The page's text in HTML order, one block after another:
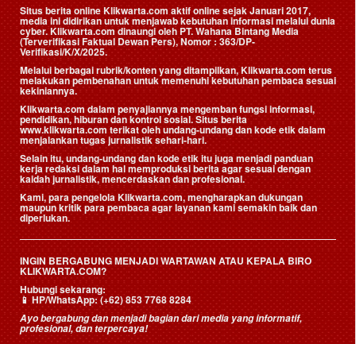
Situs berita online Klikwarta.com aktif online sejak Januari 2017,
media ini didirikan untuk menjawab kebutuhan informasi melalui dunia
cyber. Klikwarta.com dinaungi oleh PT. Wahana Bintang Media
(Terverifikasi Faktual Dewan Pers), Nomor : 363/DP-
Verifikasi/K/X/2025.
Melalui berbagai rubrik/konten yang ditampilkan, Klikwarta.com terus
melakukan pembenahan untuk memenuhi kebutuhan pembaca sesuai
kekiniannya.
Klikwarta.com dalam penyajiannya mengemban fungsi informasi,
pendidikan, hiburan dan kontrol sosial. Situs berita
www.klikwarta.com terikat oleh undang-undang dan kode etik dalam
menjalankan tugas jurnalistik sehari-hari.
Selain itu, undang-undang dan kode etik itu juga menjadi panduan
kerja redaksi dalam hal memproduksi berita agar sesuai dengan
kaidah jurnalistik, mencerdaskan dan profesional.
Kami, para pengelola Klikwarta.com, mengharapkan dukungan
maupun kritik para pembaca agar layanan kami semakin baik dan
diperlukan.
INGIN BERGABUNG MENJADI WARTAWAN ATAU KEPALA BIRO
KLIKWARTA.COM?
Hubungi sekarang:
📱HP/WhatsApp:(+62) 853 7768 8284
Ayo bergabung dan menjadi bagian dari media yang informatif,
profesional, dan terpercaya!